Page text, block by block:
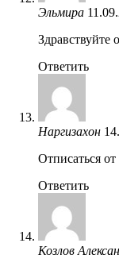
Эльмира
Здравствуйте
Ответить
Наргизахон
Отписаться
Ответить
Козлов